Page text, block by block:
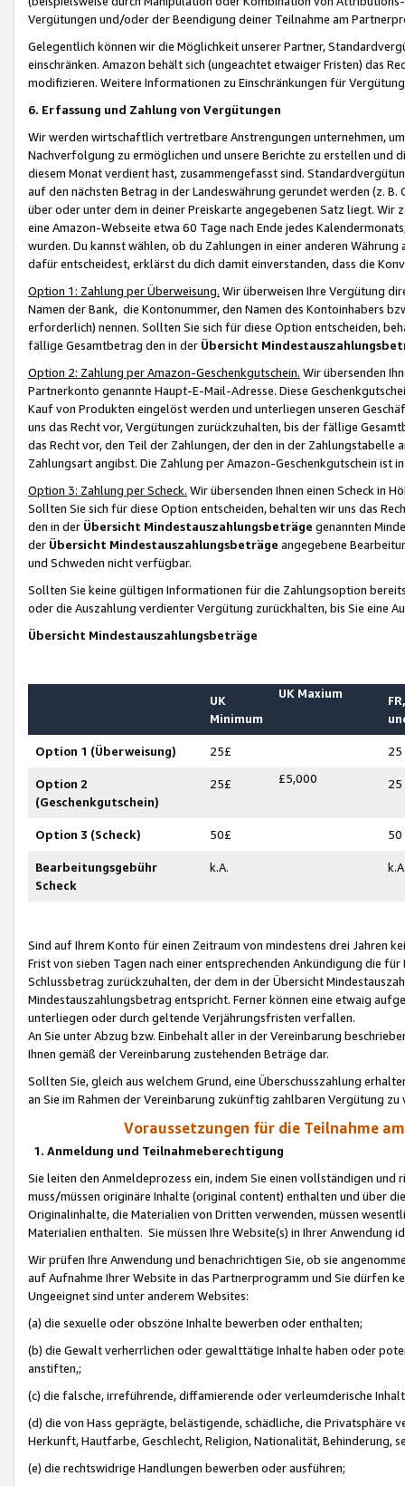
Vergütungen und/oder der Beendigung deiner Teilnahme am
Gelegentlich können wir die Möglichkeit unserer Partner,
einschränken. Amazon behält sich (ungeachtet etwaiger Fristen) das
modifizieren. Weitere Informationen zu Einschränkungen für
6. Erfassung und Zahlung von Vergütungen
Wir werden wirtschaftlich vertretbare Anstrengungen unternehmen,
Nachverfolgung zu ermöglichen und unsere Berichte zu erstellen und
diesem Monat verdient hast, zusammengefasst sind.
auf den nächsten Betrag in der Landeswährung gerundet werden (z.
über oder unter dem in deiner Preiskarte angegebenen Satz liegt.
eine Amazon-Webseite etwa 60 Tage nach Ende jedes
wurden. Du kannst wählen, ob du Zahlungen in einer anderen
dafür entscheidest, erklärst du dich damit einverstanden, dass die
Option 1: Zahlung per Überweisung. Wir überweisen Ihre Vergütung
Namen der Bank, die Kontonummer, den Namen des Kontoinhabers
erforderlich) nennen. Sollten Sie sich für diese Option entscheiden,
fällige Gesamtbetrag den in der Übersicht
Option 2: Zahlung per Amazon-Geschenkgutschein. Wir übersenden
Partnerkonto genannte Haupt-E-Mail-Adresse. Diese
Kauf von Produkten eingelöst werden und unterliegen unseren
uns das Recht vor, Vergütungen zurückzuhalten, bis der fällige
das Recht vor, den Teil der Zahlungen, der den in der
Zahlungsart angibst. Die Zahlung per Amazon-Geschenkgutschein ist
Option 3: Zahlung per Scheck. Wir übersenden Ihnen einen Scheck in
Sollten Sie sich für diese Option entscheiden, behalten wir uns das
den in der Übersicht Mindestauszahlungsbeträge genannten
der Übersicht Mindestauszahlungsbeträge angegebene
und Schweden nicht verfügbar.
Sollten Sie keine gültigen Informationen für die Zahlungsoption
oder die Auszahlung verdienter Vergütung zurückhalten, bis Sie
Übersicht Mindestauszahlungsbeträge
UK
Minimum
UK Maxium
Option 1 (Überweisung) 25£ 25
Option 2
(Geschenkgutschein)
25£ £5,000 25
Option 3 (Scheck) 50£ 50
Bearbeitungsgebühr
Scheck
k.A.
Sind auf Ihrem Konto für einen Zeitraum von mindestens drei Jahren
Frist von sieben Tagen nach einer entsprechenden Ankündigung die
Schlussbetrag zurückzuhalten, der dem in der Übersicht
Mindestauszahlungsbetrag entspricht. Ferner können eine etwaig
unterliegen oder durch geltende Verjährungsfristen verfallen.
An Sie unter Abzug bzw. Einbehalt aller in der Vereinbarung
Ihnen gemäß der Vereinbarung zustehenden Beträge dar.
Sollten Sie, gleich aus welchem Grund, eine Überschusszahlung
an Sie im Rahmen der Vereinbarung zukünftig zahlbaren Vergütung zu
Voraussetzungen für die Teilnahme
1. Anmeldung und Teilnahmeberechtigung
Sie leiten den Anmeldeprozess ein, indem Sie einen vollständigen
muss/müssen originäre Inhalte (original content) enthalten und über
Originalinhalte, die Materialien von Dritten verwenden, müssen
Materialien enthalten. Sie müssen Ihre Website(s) in Ihrer Anwendung
Wir prüfen Ihre Anwendung und benachrichtigen Sie, ob sie
auf Aufnahme Ihrer Website in das Partnerprogramm und Sie dürfen
Ungeeignet sind unter anderem Websites:
(a) die sexuelle oder obszöne Inhalte bewerben oder enthalten;
(b) die Gewalt verherrlichen oder gewalttätige Inhalte haben oder
anstiften,;
(c) die falsche, irreführende, diffamierende oder verleumderische
(d) die von Hass geprägte, belästigende, schädliche, die Privatsphäre
Herkunft, Hautfarbe, Geschlecht, Religion, Nationalität, Behinderung,
(e) die rechtswidrige Handlungen bewerben oder ausführen;